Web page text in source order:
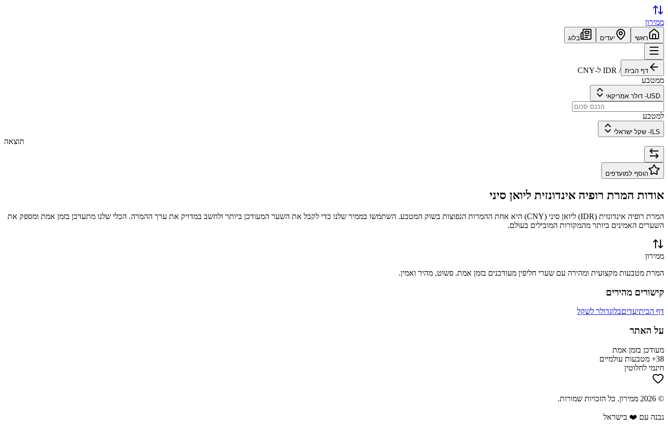
ממירון
ראשי יעדים בלוג
דף הבית /
IDR ל-CNY
ממטבע
USD
- דולר אמריקאי
למטבע
ILS
- שקל ישראלי
תוצאה
הוסף למועדפים
אודות המרת רופיה אינדונזית ליואן סיני
המרת רופיה אינדונזית (
IDR) ליואן סיני (
CNY) היא אחת ההמרות הנפוצות בשוק המטבע. השתמשו בממיר שלנו כדי לקבל את השער המעודכן ביותר ולחשב במדויק את ערך ההמרה. הכלי שלנו מתעדכן בזמן אמת ומספק את
השערים האמינים ביותר מהמקורות המובילים בעולם.
ממירון
המרת מטבעות מקצועית ומהירה עם שערי חליפין מעודכנים בזמן אמת. פשוט, מהיר ואמין.
קישורים מהירים
דף הביתיעדיםבלוגדולר לשקל
על האתר
מעודכן בזמן אמת
38+ מטבעות עולמיים
חינמי לחלוטין
©
2026 ממירון. כל הזכויות שמורות.
נבנה עם ❤️ בישראל